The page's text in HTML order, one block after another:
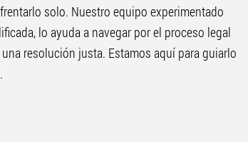
solo. Nuestro equipo experimentado
lo ayuda a navegar por el proceso legal
resolución justa. Estamos aquí para guiarlo